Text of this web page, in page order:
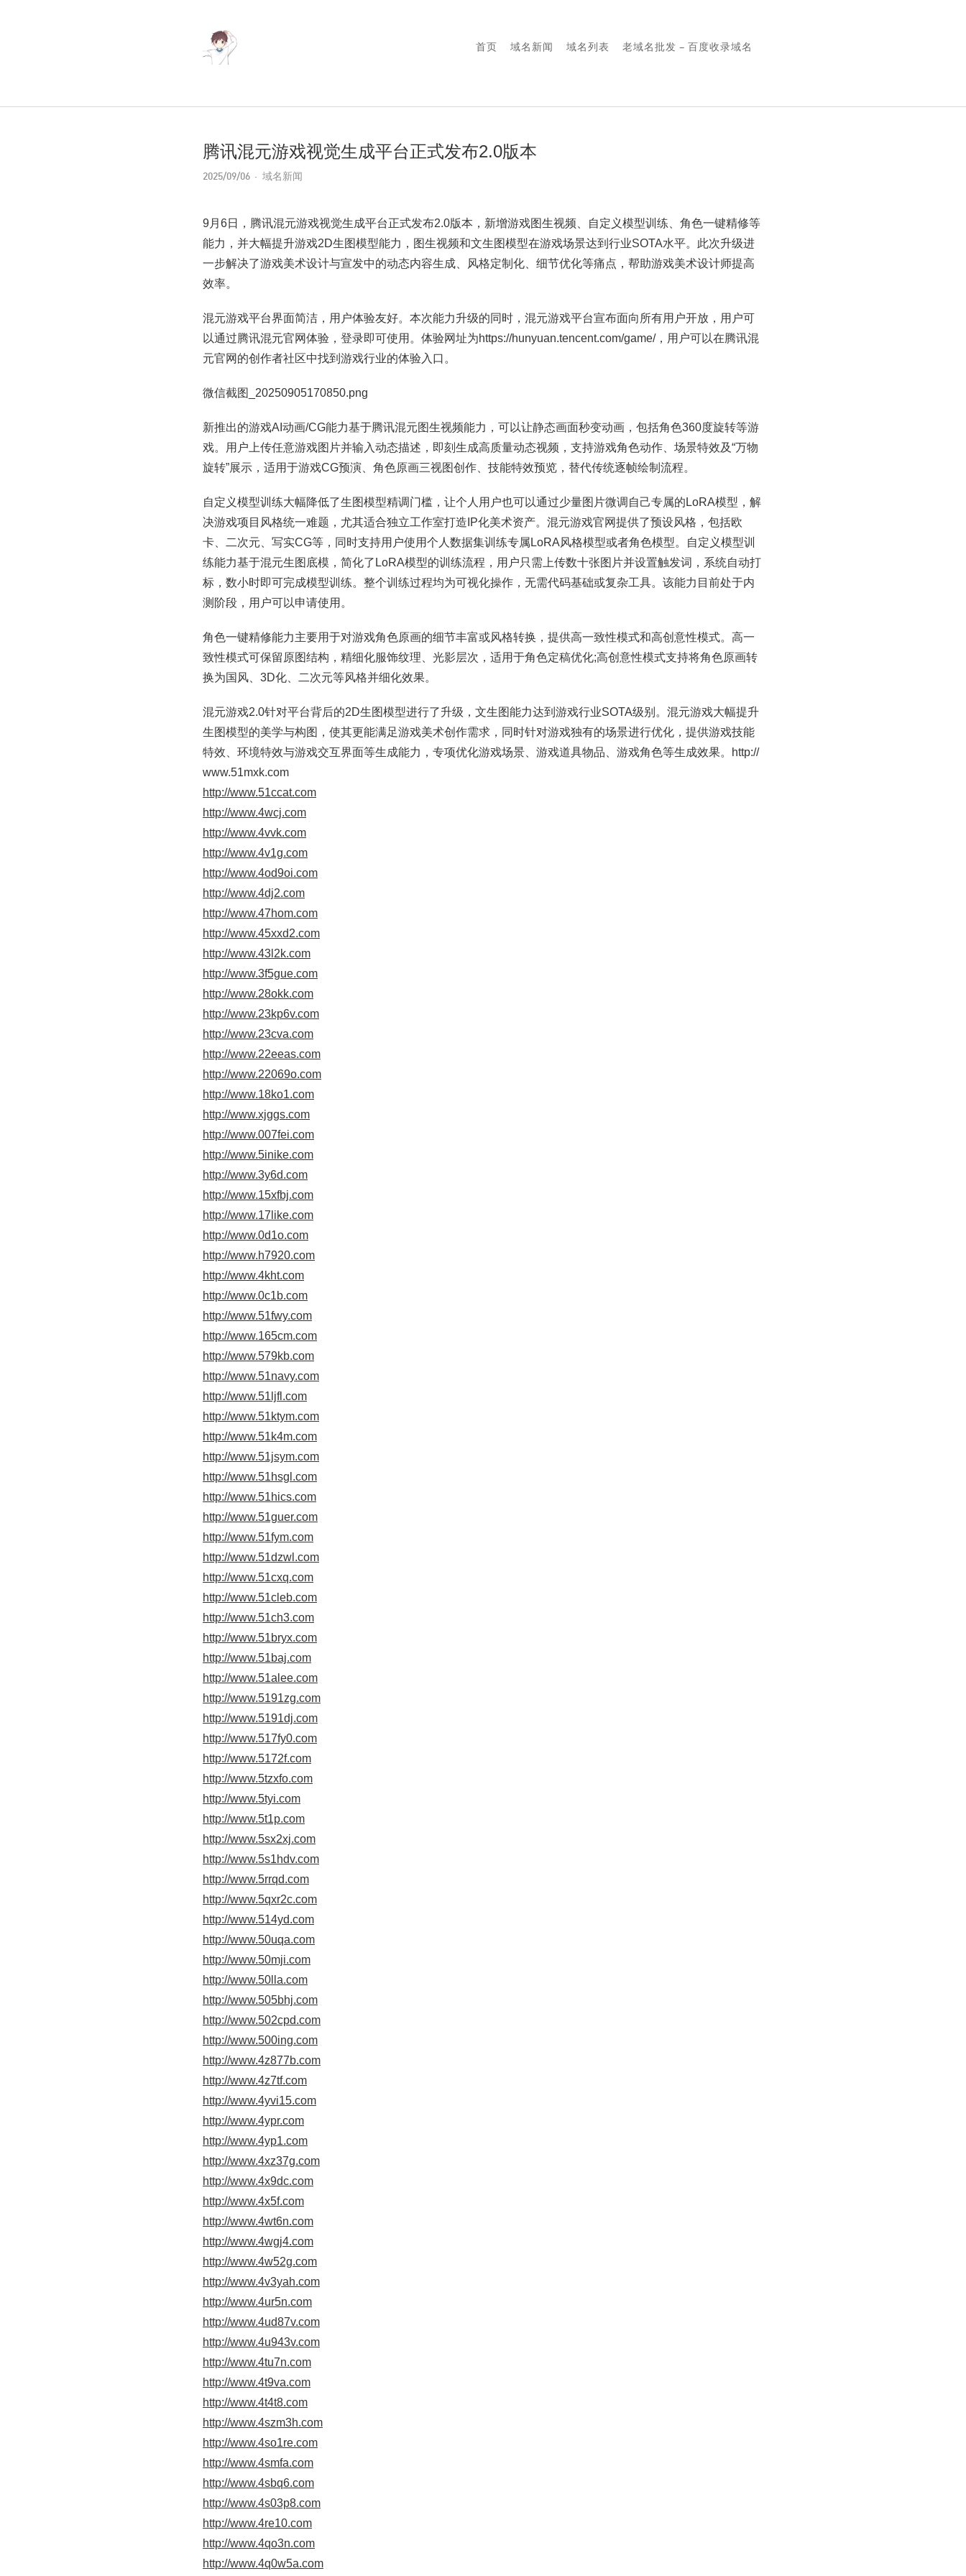
首页 域名新闻 域名列表 老域名批发 – 百度收录域名
腾讯混元游戏视觉生成平台正式发布2.0版本
2025/09/06 域名新闻
9月6日，腾讯混元游戏视觉生成平台正式发布2.0版本，新增游戏图生视频、自定义模型训练、角色一键精修等
能力，并大幅提升游戏2D生图模型能力，图生视频和文生图模型在游戏场景达到行业SOTA水平。此次升级进
一步解决了游戏美术设计与宣发中的动态内容生成、风格定制化、细节优化等痛点，帮助游戏美术设计师提高
效率。
混元游戏平台界面简洁，用户体验友好。本次能力升级的同时，混元游戏平台宣布面向所有用户开放，用户可
以通过腾讯混元官网体验，登录即可使用。体验网址为https://hunyuan.tencent.com/game/，用户可以在腾讯混
元官网的创作者社区中找到游戏行业的体验入口。
微信截图_20250905170850.png
新推出的游戏AI动画/CG能力基于腾讯混元图生视频能力，可以让静态画面秒变动画，包括角色360度旋转等游
戏。用户上传任意游戏图片并输入动态描述，即刻生成高质量动态视频，支持游戏角色动作、场景特效及“万物
旋转”展示，适用于游戏CG预演、角色原画三视图创作、技能特效预览，替代传统逐帧绘制流程。
自定义模型训练大幅降低了生图模型精调门槛，让个人用户也可以通过少量图片微调自己专属的LoRA模型，解
决游戏项目风格统一难题，尤其适合独立工作室打造IP化美术资产。混元游戏官网提供了预设风格，包括欧
卡、二次元、写实CG等，同时支持用户使用个人数据集训练专属LoRA风格模型或者角色模型。自定义模型训
练能力基于混元生图底模，简化了LoRA模型的训练流程，用户只需上传数十张图片并设置触发词，系统自动打
标，数小时即可完成模型训练。整个训练过程均为可视化操作，无需代码基础或复杂工具。该能力目前处于内
测阶段，用户可以申请使用。
角色一键精修能力主要用于对游戏角色原画的细节丰富或风格转换，提供高一致性模式和高创意性模式。高一
致性模式可保留原图结构，精细化服饰纹理、光影层次，适用于角色定稿优化;高创意性模式支持将角色原画转
换为国风、3D化、二次元等风格并细化效果。
混元游戏2.0针对平台背后的2D生图模型进行了升级，文生图能力达到游戏行业SOTA级别。混元游戏大幅提升
生图模型的美学与构图，使其更能满足游戏美术创作需求，同时针对游戏独有的场景进行优化，提供游戏技能
特效、环境特效与游戏交互界面等生成能力，专项优化游戏场景、游戏道具物品、游戏角色等生成效果。http://
www.51mxk.com
http://www.51ccat.com
http://www.4wcj.com
http://www.4vvk.com
http://www.4v1g.com
http://www.4od9oi.com
http://www.4dj2.com
http://www.47hom.com
http://www.45xxd2.com
http://www.43l2k.com
http://www.3f5gue.com
http://www.28okk.com
http://www.23kp6v.com
http://www.23cva.com
http://www.22eeas.com
http://www.22069o.com
http://www.18ko1.com
http://www.xjggs.com
http://www.007fei.com
http://www.5inike.com
http://www.3y6d.com
http://www.15xfbj.com
http://www.17like.com
http://www.0d1o.com
http://www.h7920.com
http://www.4kht.com
http://www.0c1b.com
http://www.51fwy.com
http://www.165cm.com
http://www.579kb.com
http://www.51navy.com
http://www.51ljfl.com
http://www.51ktym.com
http://www.51k4m.com
http://www.51jsym.com
http://www.51hsgl.com
http://www.51hics.com
http://www.51guer.com
http://www.51fym.com
http://www.51dzwl.com
http://www.51cxq.com
http://www.51cleb.com
http://www.51ch3.com
http://www.51bryx.com
http://www.51baj.com
http://www.51alee.com
http://www.5191zg.com
http://www.5191dj.com
http://www.517fy0.com
http://www.5172f.com
http://www.5tzxfo.com
http://www.5tyi.com
http://www.5t1p.com
http://www.5sx2xj.com
http://www.5s1hdv.com
http://www.5rrqd.com
http://www.5qxr2c.com
http://www.514yd.com
http://www.50uqa.com
http://www.50mji.com
http://www.50lla.com
http://www.505bhj.com
http://www.502cpd.com
http://www.500ing.com
http://www.4z877b.com
http://www.4z7tf.com
http://www.4yvi15.com
http://www.4ypr.com
http://www.4yp1.com
http://www.4xz37g.com
http://www.4x9dc.com
http://www.4x5f.com
http://www.4wt6n.com
http://www.4wgj4.com
http://www.4w52g.com
http://www.4v3yah.com
http://www.4ur5n.com
http://www.4ud87v.com
http://www.4u943v.com
http://www.4tu7n.com
http://www.4t9va.com
http://www.4t4t8.com
http://www.4szm3h.com
http://www.4so1re.com
http://www.4smfa.com
http://www.4sbq6.com
http://www.4s03p8.com
http://www.4re10.com
http://www.4qo3n.com
http://www.4q0w5a.com